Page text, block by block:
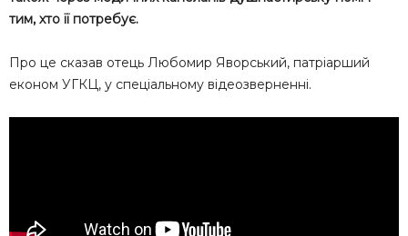
тим, хто її потребує.
Про це сказав отець Любомир Яворський, патріарший
економ УГКЦ, у спеціальному відеозверненні.